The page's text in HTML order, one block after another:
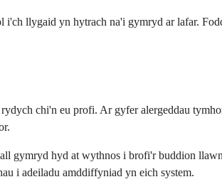
llygaid yn hytrach na'i gymryd ar lafar.
chi'n eu profi. Ar gyfer alergeddau
gymryd hyd at wythnos i brofi'r buddion
i adeiladu amddiffyniad yn eich system.